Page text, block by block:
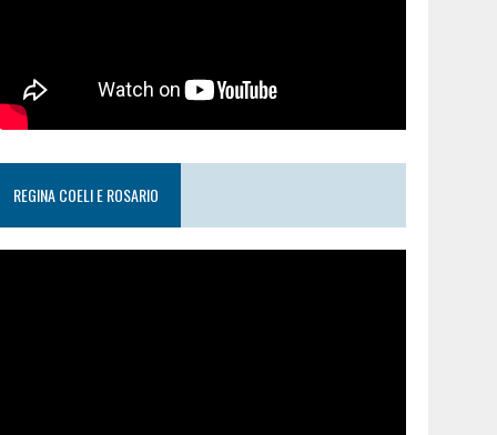
REGINA COELI E ROSARIO